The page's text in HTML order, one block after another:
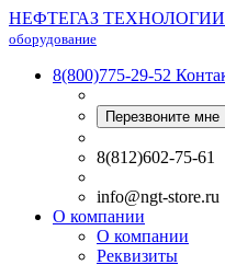
НЕФТЕГАЗ ТЕХНОЛОГИИ
оборудование
8(800)775-29-52
Перезвоните мне
8(812)602-75-61
info@ngt-store.ru
О компании
О компании
Реквизиты